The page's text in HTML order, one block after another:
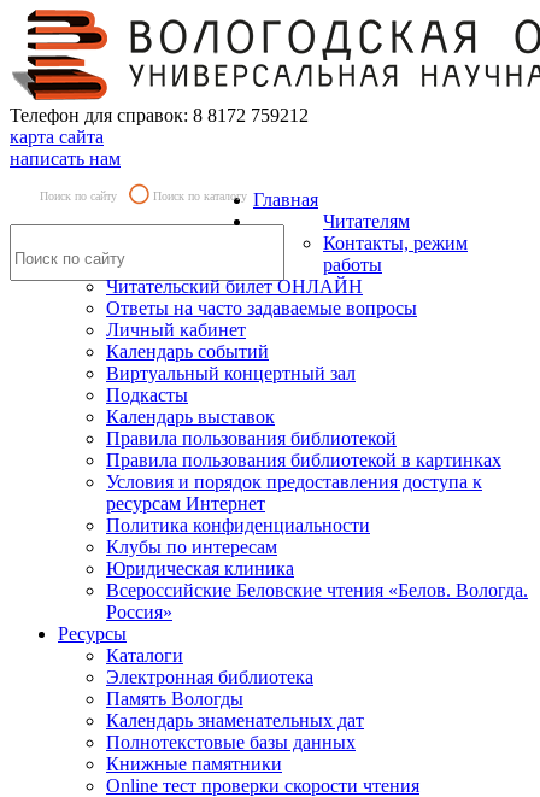
Телефон для справок: 8 8172 759212
карта сайта
написать нам
Поиск по сайту Поиск по каталогу Главная
Читателям
Контакты, режим
работы
Читательский билет ОНЛАЙН
Ответы на часто задаваемые вопросы
Личный кабинет
Календарь событий
Виртуальный концертный зал
Подкасты
Календарь выставок
Правила пользования библиотекой
Правила пользования библиотекой в картинках
Условия и порядок предоставления доступа к
ресурсам Интернет
Политика конфиденциальности
Клубы по интересам
Юридическая клиника
Всероссийские Беловские чтения «Белов. Вологда.
Россия»
Ресурсы
Каталоги
Электронная библиотека
Память Вологды
Календарь знаменательных дат
Полнотекстовые базы данных
Книжные памятники
Online тест проверки скорости чтения